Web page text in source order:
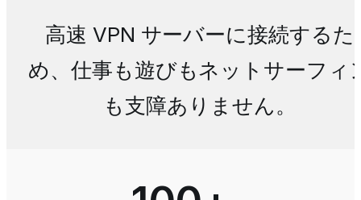
高速 VPN サーバーに接続するた
め、仕事も遊びもネットサーフィ
も支障ありません。